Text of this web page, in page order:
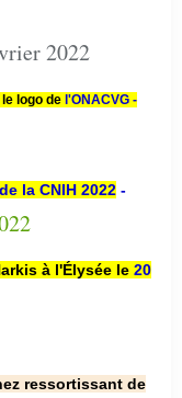
2022
logo de l'ONACVG -
la CNIH 2022 -
à l'Élysée le 20
ressortissant de